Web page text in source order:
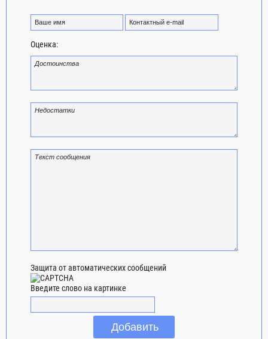
Оценка:
Защита от автоматических сообщений
Введите слово на картинке